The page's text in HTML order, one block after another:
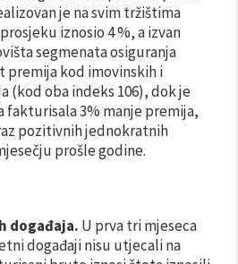
je na svim tržištima
iznosio 4 %, a izvan
segmenata osiguranja
premija kod imovinskih i
(kod oba indeks 106), dok je
fakturisala 3% manje premija,
pozitivnih jednokratnih
prošle godine.
događaja. U prva tri mjeseca
događaji nisu utjecali na